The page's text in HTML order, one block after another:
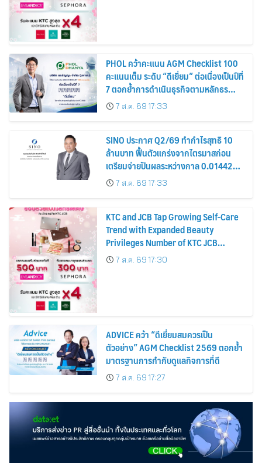
PHOL คว้าคะแนน AGM Checklist 100
คะแนนเต็ม ระดับ “ดีเยี่ยม” ต่อเนื่องเป็นปีที่
7 ตอกย้ำการดำเนินธุรกิจตามหลักธร
รมาภิบาล โปร่งใส สร้างความเชื่อมั่นผู้ถือ
หุ้น
7 ส.ค. 69 17:33
SINO ประกาศ Q2/69 ทำกำไรสุทธิ 10
ล้านบาท ฟื้นตัวแกร่งจากไตรมาสก่อน
เตรียมจ่ายปันผลระหว่างกาล 0.014423
บาทต่อหุ้น ครึ่งปีหลังมุ่งเติบโตต่อเนื่อง
7 ส.ค. 69 17:33
KTC and JCB Tap Growing Self-Care
Trend with Expanded Beauty
Privileges Number of KTC JCB
Cardmembers Spending on
Cosmetics Rises 26%
7 ส.ค. 69 17:30
ADVICE คว้า “ดีเยี่ยมสมควรเป็น
ตัวอย่าง” AGM Checklist 2569 ตอกย้ำ
มาตรฐานการกำกับดูแลกิจการที่ดี
7 ส.ค. 69 17:27